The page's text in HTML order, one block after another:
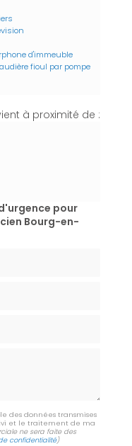
d'immeuble
fioul par pompe
à proximité de :
pour
Bourg-en-
des données transmises
et le traitement de ma
ne sera faite des
confidentialité)